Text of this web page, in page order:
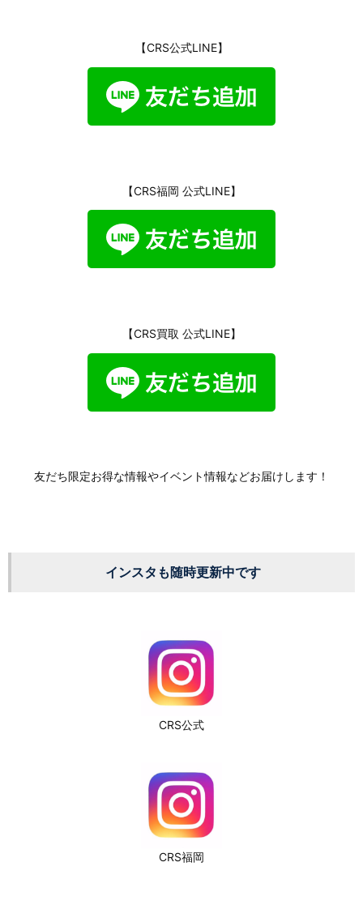
【CRS公式LINE】
【CRS福岡 公式LINE】
【CRS買取 公式LINE】
友だち限定お得な情報やイベント情報などお届けします！
インスタも随時更新中です
CRS公式
CRS福岡